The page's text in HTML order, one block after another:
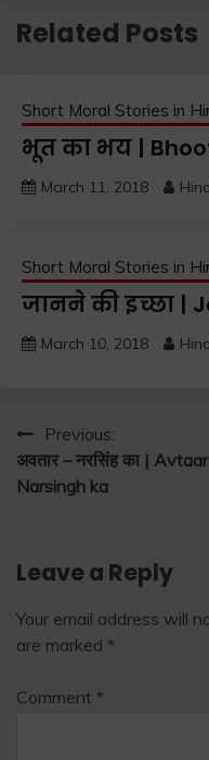
Related Posts
Short Moral Stories in
भूत का भय |
March 11, 2018
Short Moral Stories in
जानने की इच्छा |
March 10, 2018
Post
navigation
Previous:
अवतार – नरसिंह का |
Narsingh ka
Leave a Reply
Your email address will
are marked *
Comment *